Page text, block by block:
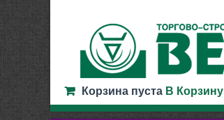
Корзина пуста В Корзину